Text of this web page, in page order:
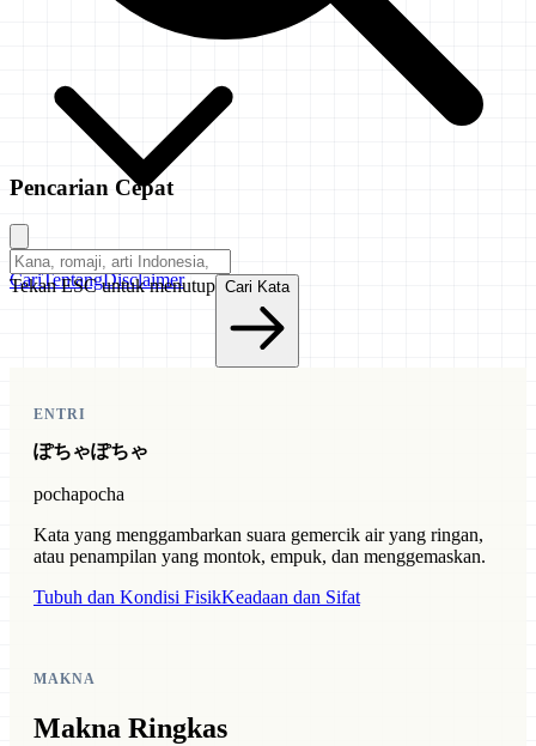
CariTentangDisclaimer
Pencarian Cepat
Tekan ESC untuk menutup Cari Kata
ENTRI
ぽちゃぽちゃ
pochapocha
Kata yang menggambarkan suara gemercik air yang ringan,
atau penampilan yang montok, empuk, dan menggemaskan.
Tubuh dan Kondisi FisikKeadaan dan Sifat
MAKNA
Makna Ringkas